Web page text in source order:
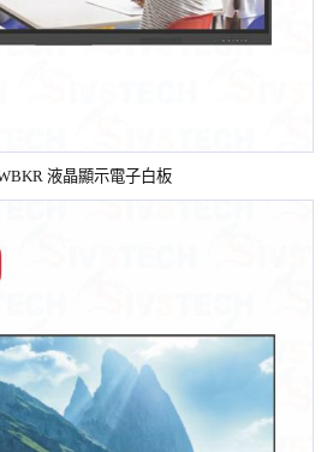
液晶顯示電子白板